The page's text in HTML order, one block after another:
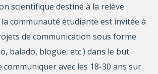
scientifique destiné à la relève
communauté étudiante est invitée à
de communication sous forme
balado, blogue, etc.) dans le but
communiquer avec les 18-30 ans sur